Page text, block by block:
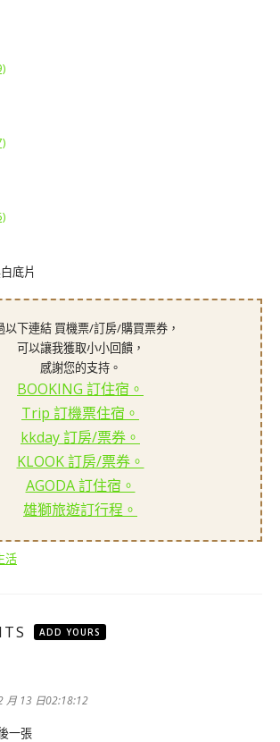
底片
以下連結 買機票/訂房/購買票券，
可以讓我獲取小小回饋，
感謝您的支持。
BOOKING 訂住宿。
Trip 訂機票住宿。
kkday 訂房/票券。
KLOOK 訂房/票券。
AGODA 訂住宿。
雄獅旅遊訂行程。
活
ADD YOURS
示:月 13 日02:18:12
一張